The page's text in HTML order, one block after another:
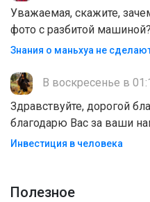
Уважаемая, скажите,
фото с разбитой
Знания о маньхуа не
В воскресенье в
Здравствуйте, дорогой
благодарю Вас за ваши
Инвестиция в человека
Полезноe